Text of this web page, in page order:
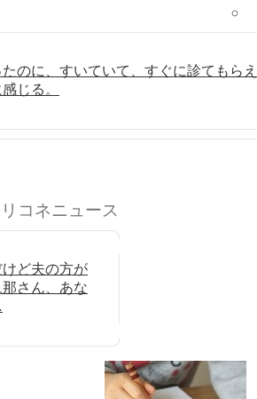
のに、すいていて、すぐに診てもらえ
じる。
コネニュース
ど夫の方が
さん、あな